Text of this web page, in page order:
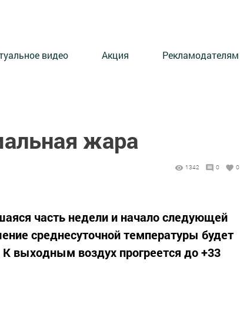
видео Акция Рекламодателям
жара
1342 0 0
часть недели и начало следующей
среднесуточной температуры будет
выходным воздух прогреется до +33